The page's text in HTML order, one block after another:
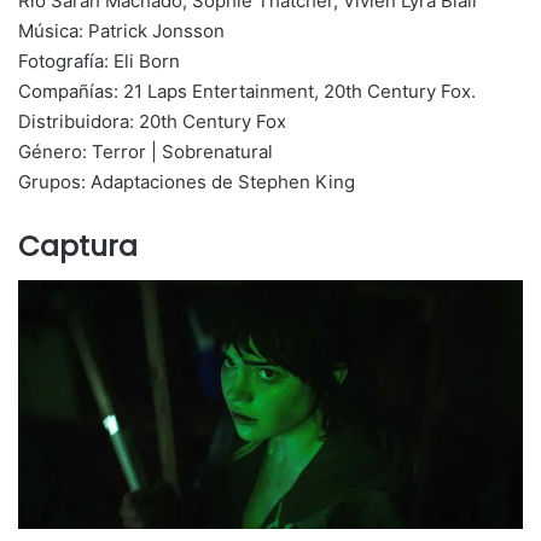
Música: Patrick Jonsson
Fotografía: Eli Born
Compañías: 21 Laps Entertainment, 20th Century Fox.
Distribuidora: 20th Century Fox
Género: Terror | Sobrenatural
Grupos: Adaptaciones de Stephen King
Captura